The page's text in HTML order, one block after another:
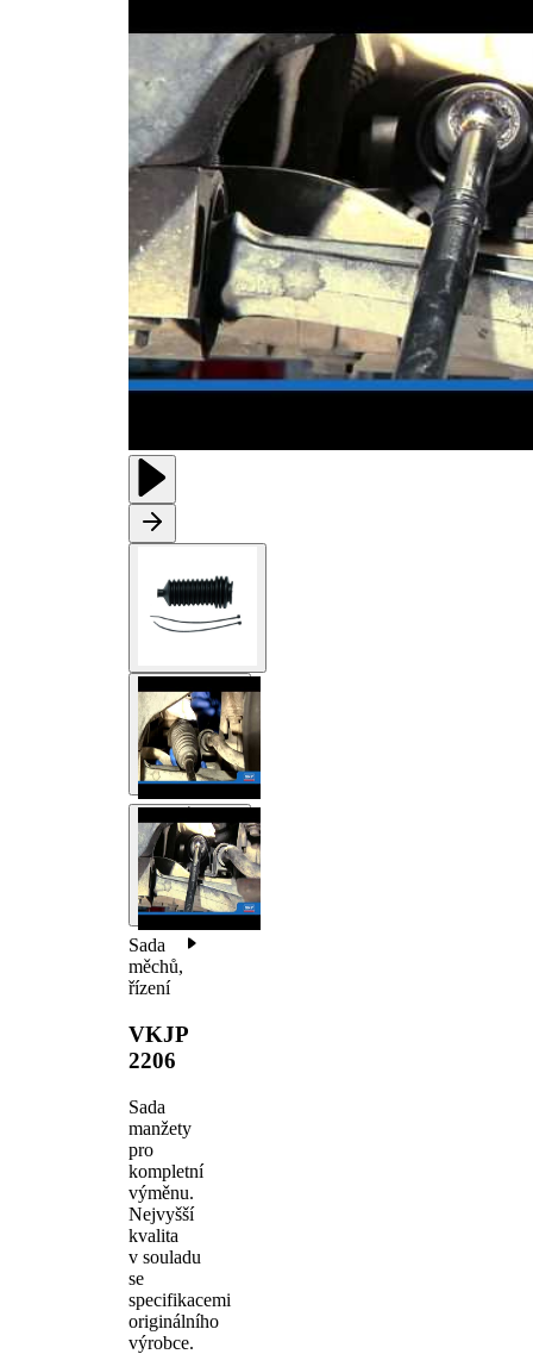
Sada
měchů,
řízení
VKJP
2206
Sada
manžety
pro
kompletní
výměnu.
Nejvyšší
kvalita
v souladu
se
specifikacemi
originálního
výrobce.